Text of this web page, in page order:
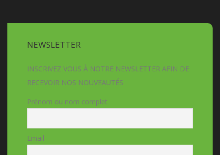
NEWSLETTER
INSCRIVEZ VOUS À NOTRE NEWSLETTER AFIN DE
RECEVOIR NOS NOUVEAUTÉS
Prénom ou nom complet
Email